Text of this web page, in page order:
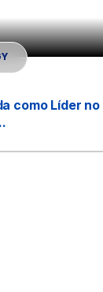
como Líder no